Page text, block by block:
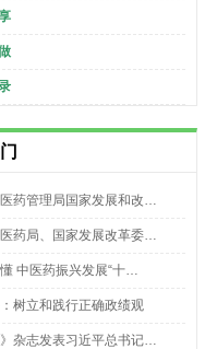
药管理局国家发展和改…
药局、国家发展改革委…
中医药振兴发展“十…
树立和践行正确政绩观
》杂志发表习近平总书记…